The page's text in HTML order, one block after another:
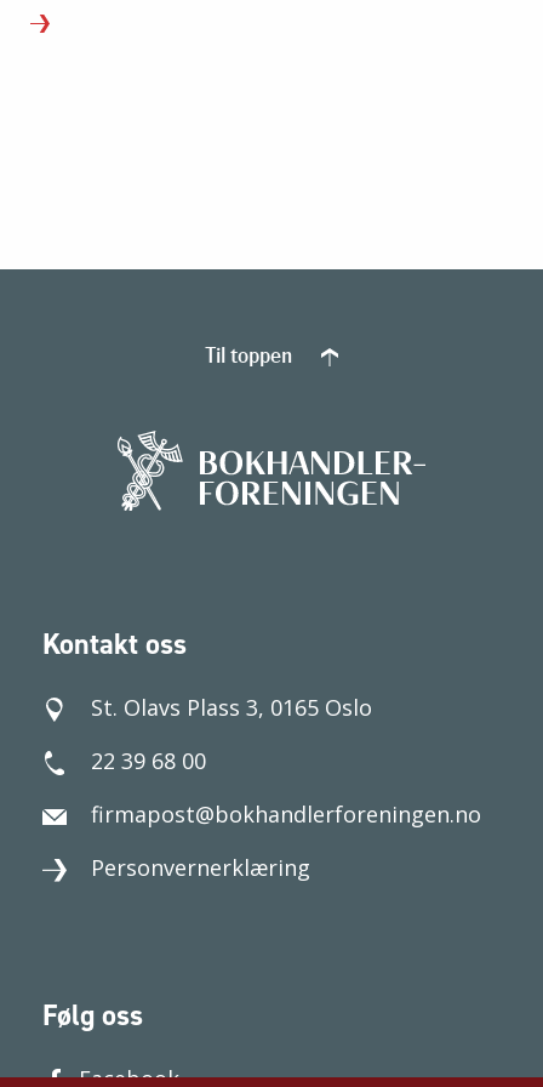
Kontakt oss
St. Olavs Plass 3, 0165 Oslo
22 39 68 00
firmapost@bokhandlerforeningen.no
Personvernerklæring
Følg oss
Facebook
Til toppen